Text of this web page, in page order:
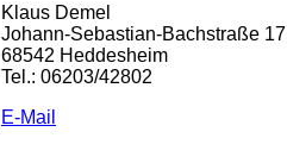
Klaus Demel
Johann-Sebastian-Bachstraße 17
68542 Heddesheim
Tel.: 06203/42802
E-Mail